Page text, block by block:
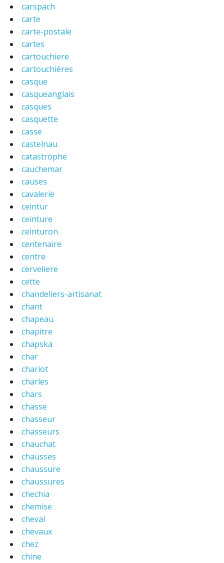
carspach
carte
carte-postale
cartes
cartouchiere
cartouchières
casque
casqueanglais
casques
casquette
casse
castelnau
catastrophe
cauchemar
causes
cavalerie
ceintur
ceinture
ceinturon
centenaire
centre
cerveliere
cette
chandeliers-artisanat
chant
chapeau
chapitre
chapska
char
chariot
charles
chars
chasse
chasseur
chasseurs
chauchat
chausses
chaussure
chaussures
chechia
chemise
cheval
chevaux
chez
chine